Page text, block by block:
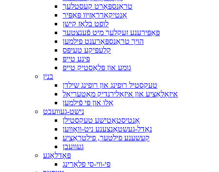
טראַנספּאָרט קעסטלעך
אַנטיקאָרראָזיוו פּאַפּיר
לופט בלאָז קישן
פּאַפּירענע זעקלעך מיט פֿענצטער
הויך טראַנספּאַרענט פילמען
קלעפּיקע טעיפּס
פּינע טייפּ
גומע און פּלאַסטיק טייפּ
בנין
טעקסטיל רופינג און רופינג שילדן
איזאָלאַציע און איזאָלירנדיק מאַטעריאַל
אַלו און פּי פֿילמען
נישט-געוועבט
אַנטיסטאַטישע טעקסטילן
נאָדל-געשטאַנצענע ניט-וואָווען
קעשענע פילטער, פילטראַציע
געוועבן
פּאָדלאָגע
פּי-ווי-סי פלאָרינג